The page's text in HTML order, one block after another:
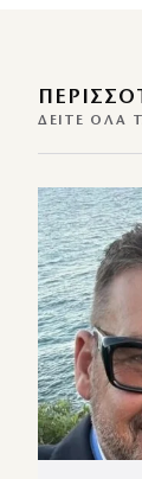
ΔΕΊΤΕ ΌΛΑ